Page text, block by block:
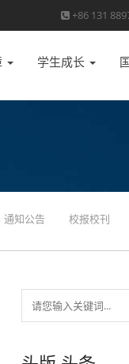
+86 131
学生成长
通知公告 校报校刊